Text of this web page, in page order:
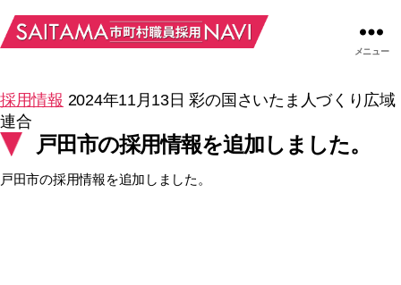
メニュー
採用情報 2024年11月13日彩の国さいたま人づくり広域
連合
戸田市の採用情報を追加しました。
戸田市の採用情報を追加しました。